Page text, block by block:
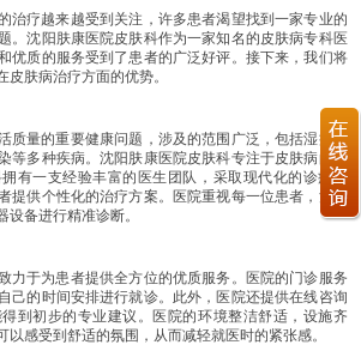
治疗越来越受到关注，许多患者渴望找到一家专业的
。沈阳肤康医院皮肤科作为一家知名的皮肤病专科医
优质的服务受到了患者的广泛好评。接下来，我们将
肤病治疗方面的优势。
质量的重要健康问题，涉及的范围广泛，包括湿疹、
等多种疾病。沈阳肤康医院皮肤科专注于皮肤病的研
有一支经验丰富的医生团队，采取现代化的诊疗手
提供个性化的治疗方案。医院重视每一位患者，注重
备进行精准诊断。
力于为患者提供全方位的优质服务。医院的门诊服务
己的时间安排进行就诊。此外，医院还提供在线咨询
到初步的专业建议。医院的环境整洁舒适，设施齐
以感受到舒适的氛围，从而减轻就医时的紧张感。